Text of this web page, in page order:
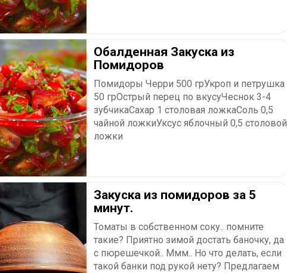
Обалденная Закуска из
Помидоров
Помидоры Черри 500 грУкроп и петрушка
50 грОстрый перец по вкусуЧеснок 3-4
зубчикаСахар 1 столовая ложкаСоль 0,5
чайной ложкиУксус яблочный 0,5 столовой
ложки
Закуска из помидоров за 5
минут.
Томаты в собственном соку.. помните
такие? Приятно зимой достать баночку, да
с пюрешечкой.. Ммм.. Но что делать, если
такой банки под рукой нету? Предлагаем